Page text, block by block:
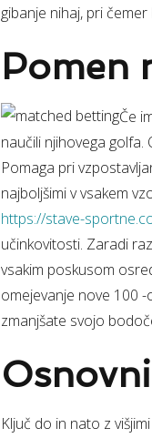
gibanje nihaj, pri
Pomen
Če
naučili njihovega
Pomaga pri
najboljšimi v vsakem
https://stave-
učinkovitosti. Zaradi
vsakim poskusom
omejevanje nove 100
zmanjšate svojo
Ključ do in nato z